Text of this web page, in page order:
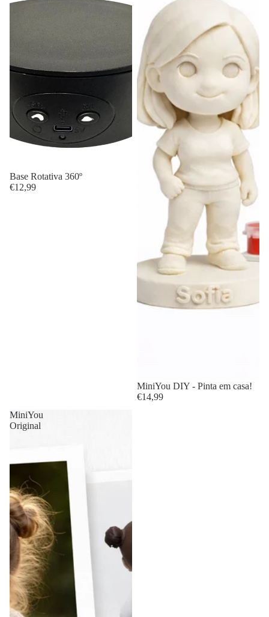
Base Rotativa 360º
€12,99
MiniYou DIY - Pinta em casa!
€14,99
MiniYou
Original